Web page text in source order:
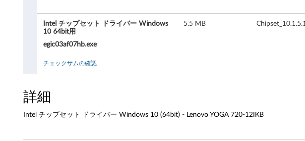
セ
ラ
イ
Intel チップセット ドライバー Windows
10 64bit用
egic03af07hb.exe
5.5 MB Chipset_10.1.5.1
チェックサムの確認
詳細
Intel チップセット ドライバー Windows 10 (64bit) - Lenovo YOGA 720-12IKB